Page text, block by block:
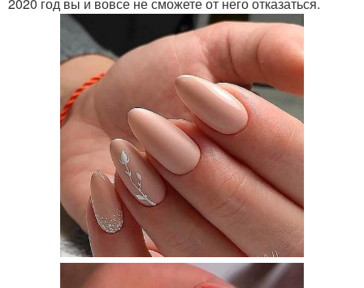
2020 год вы и вовсе не сможете от него отказаться.